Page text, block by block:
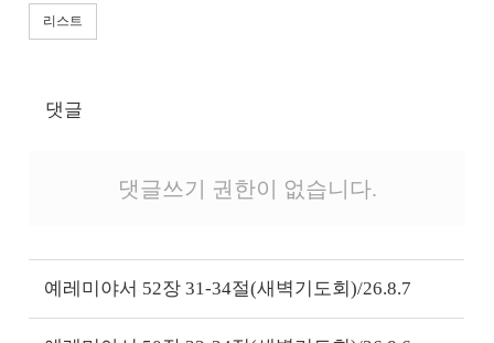
리스트
댓글
댓글쓰기 권한이 없습니다.
예레미야서 52장 31-34절(새벽기도회)/26.8.7